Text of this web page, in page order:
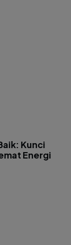
Kunci
Energi